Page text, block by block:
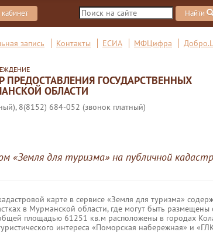
Найти
запись Контакты ЕСИА МФЦифра
ГОСУДАРСТВЕННЫХ
ОБЛАСТИ
8(8152) 684-052 (звонок платный)
«Земля для туризма» на публичной
карте в сервисе «Земля для туризма»
в Мурманской области, где могут быть размещены
общей площадью 61251 кв.м расположены в городах
интереса «Поморская набережная» и